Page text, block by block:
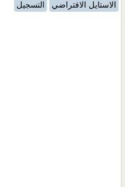
الاستايل الافتراضي
التسجيل